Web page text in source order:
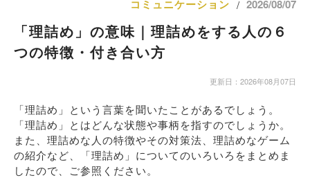
コミュニケーション / 2026/08/07
「理詰め」の意味｜理詰めをする人の６
つの特徴・付き合い方
更新日：2026年08月07日
「理詰め」という言葉を聞いたことがあるでしょう。
「理詰め」とはどんな状態や事柄を指すのでしょうか。
また、理詰めな人の特徴やその対策法、理詰めなゲーム
の紹介など、「理詰め」についてのいろいろをまとめま
したので、ご参照ください。